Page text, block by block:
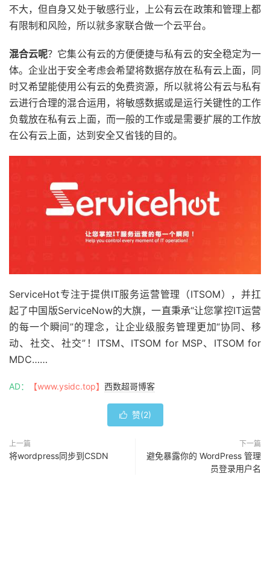
不大，但自身又处于敏感行业，上公有云在政策和管理上都
有限制和风险，所以就多家联合做一个云平台。
混合云呢？它集公有云的方便便捷与私有云的安全稳定为一
体。企业出于安全考虑会希望将数据存放在私有云上面，同
时又希望能使用公有云的免费资源，所以就将公有云与私有
云进行合理的混合运用，将敏感数据或是运行关键性的工作
负载放在私有云上面，而一般的工作或是需要扩展的工作放
在公有云上面，达到安全又省钱的目的。
ServiceHot专注于提供IT服务运营管理（ITSOM），并扛
起了中国版ServiceNow的大旗，一直秉承“让您掌控IT运营
的每一个瞬间”的理念，让企业级服务管理更加“协同、移
动、社交、社交”！ITSM、ITSOM for MSP、ITSOM for
MDC……
AD： 【www.ysidc.top】 西数超哥博客
 赞(2)
上一篇
将wordpress同步到CSDN
下一篇
避免暴露你的 WordPress 管理
员登录用户名